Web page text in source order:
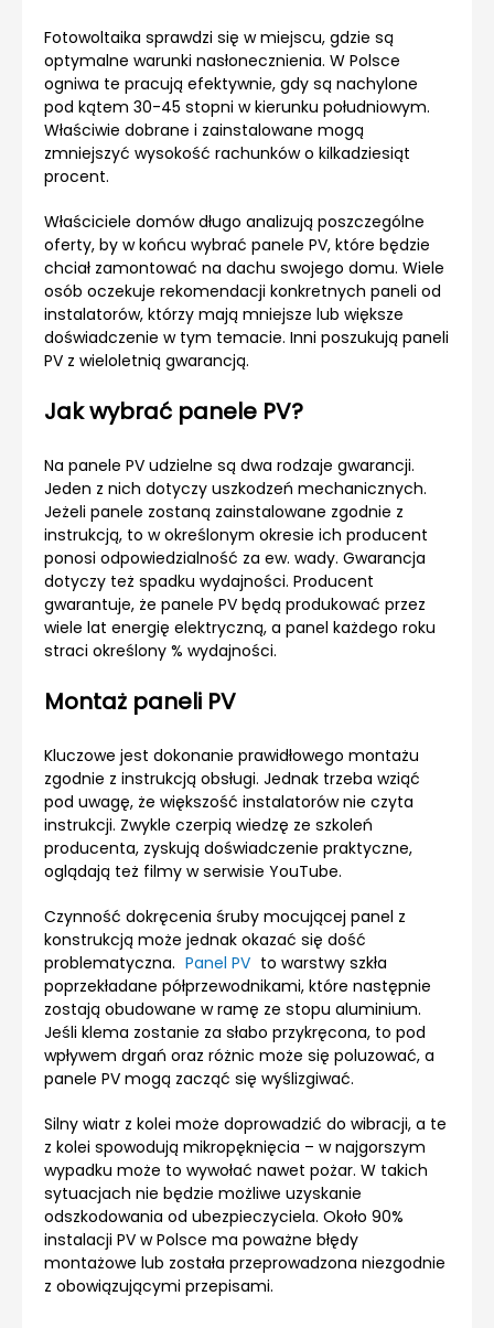
Fotowoltaika sprawdzi się w miejscu, gdzie są
optymalne warunki nasłonecznienia. W Polsce
ogniwa te pracują efektywnie, gdy są nachylone
pod kątem 30-45 stopni w kierunku południowym.
Właściwie dobrane i zainstalowane mogą
zmniejszyć wysokość rachunków o kilkadziesiąt
procent.
Właściciele domów długo analizują poszczególne
oferty, by w końcu wybrać panele PV, które będzie
chciał zamontować na dachu swojego domu. Wiele
osób oczekuje rekomendacji konkretnych paneli od
instalatorów, którzy mają mniejsze lub większe
doświadczenie w tym temacie. Inni poszukują paneli
PV z wieloletnią gwarancją.
Jak wybrać panele PV?
Na panele PV udzielne są dwa rodzaje gwarancji.
Jeden z nich dotyczy uszkodzeń mechanicznych.
Jeżeli panele zostaną zainstalowane zgodnie z
instrukcją, to w określonym okresie ich producent
ponosi odpowiedzialność za ew. wady. Gwarancja
dotyczy też spadku wydajności. Producent
gwarantuje, że panele PV będą produkować przez
wiele lat energię elektryczną, a panel każdego roku
straci określony % wydajności.
Montaż paneli PV
Kluczowe jest dokonanie prawidłowego montażu
zgodnie z instrukcją obsługi. Jednak trzeba wziąć
pod uwagę, że większość instalatorów nie czyta
instrukcji. Zwykle czerpią wiedzę ze szkoleń
producenta, zyskują doświadczenie praktyczne,
oglądają też filmy w serwisie YouTube.
Czynność dokręcenia śruby mocującej panel z
konstrukcją może jednak okazać się dość
problematyczna. Panel PV to warstwy szkła
poprzekładane półprzewodnikami, które następnie
zostają obudowane w ramę ze stopu aluminium.
Jeśli klema zostanie za słabo przykręcona, to pod
wpływem drgań oraz różnic może się poluzować, a
panele PV mogą zacząć się wyślizgiwać.
Silny wiatr z kolei może doprowadzić do wibracji, a te
z kolei spowodują mikropęknięcia – w najgorszym
wypadku może to wywołać nawet pożar. W takich
sytuacjach nie będzie możliwe uzyskanie
odszkodowania od ubezpieczyciela. Około 90%
instalacji PV w Polsce ma poważne błędy
montażowe lub została przeprowadzona niezgodnie
z obowiązującymi przepisami.